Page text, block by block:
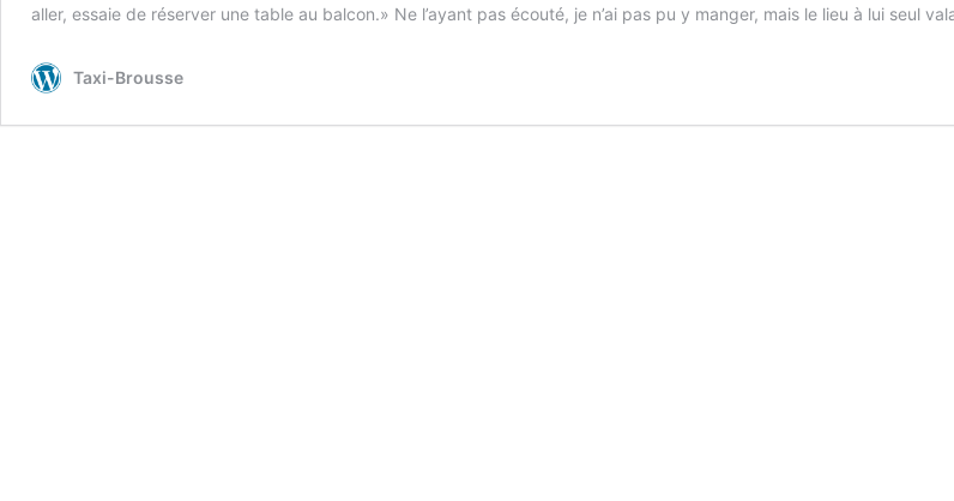
aller, essaie de réserver une table au balcon.» Ne l’ayant pas écouté, je n’ai pas pu y manger, mais le lieu à lui seul
Taxi-Brousse